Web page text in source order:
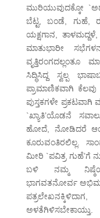
ಮುರಿಯುವುದಕ್ಕೋ
ಬೆಟ್ಟ, ಬಂಡೆ, ಗುಹೆ,
ಯಕ್ಷಗಾನ,
ಮಾತುಭಾರೀ
ವೃತ್ತಿರಂಗದಲ್ಲಂತೂ
ಸಿದ್ಧಿಸಿದ್ದ ಸ್ವಲ್ಪ
ಪ್ರಾಮಾಣಿಕವಾಗಿ
ಪುಸ್ತಕಗಳೇ
`ಖ್ಯಾತಿ’ಯೊಡನೆ
ಹೋದೆ, ನೋಡಿದರೆ
ಕೂರುವಂತಿರಲಿಲ್ಲ.
ಮೀರಿ `ಪವಿತ್ರ ಗುಹೆ’ಗೆ
ಬಳಿ ನಮ್ಮ
ಭಾಗವತನೋರ್ವ